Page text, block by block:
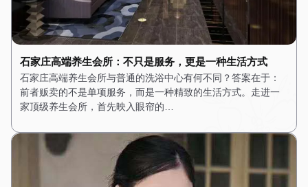
石家庄高端养生会所：不只是服务，更是一种生活方式
石家庄高端养生会所与普通的洗浴中心有何不同？答案在于：
前者贩卖的不是单项服务，而是一种精致的生活方式。走进一
家顶级养生会所，首先映入眼帘的…